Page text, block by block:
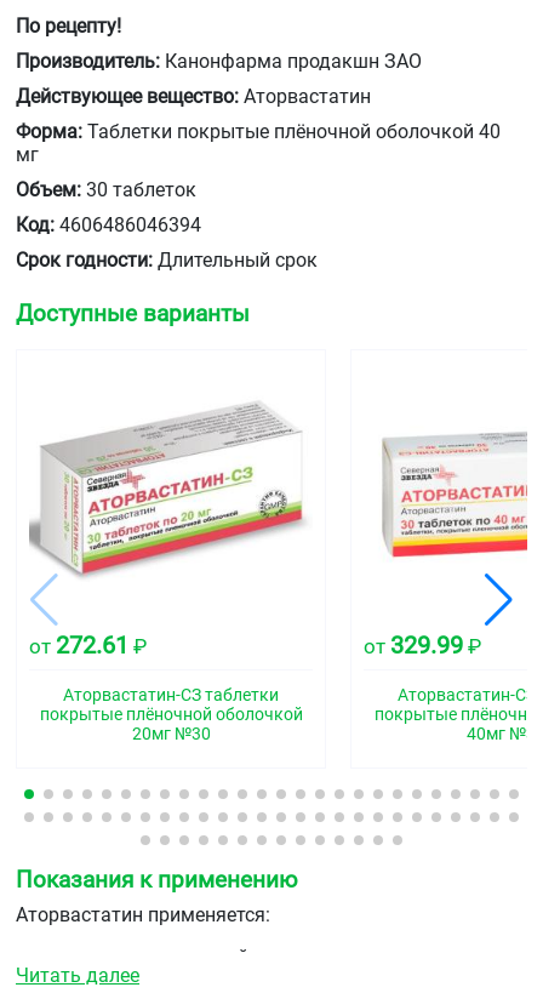
По рецепту!
Производитель: Канонфарма продакшн ЗАО
Действующее вещество: Аторвастатин
Форма: Таблетки покрытые плёночной оболочкой 40
мг
Объем: 30 таблеток
Код: 4606486046394
Срок годности: Длительный срок
Доступные варианты
от 272.61 ₽
Аторвастатин-СЗ таблетки
покрытые плёночной оболочкой
20мг №30
от 329.99 ₽
Аторвастатин-СЗ
покрытые
40мг
Показания к применению
Аторвастатин применяется:
в сочетании с диетой для снижения повышенных
уровней общего холестерина, холестерина/ЛПНП,
Читать далее